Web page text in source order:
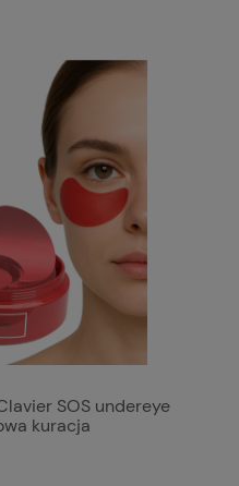
SOS undereye
kuracja